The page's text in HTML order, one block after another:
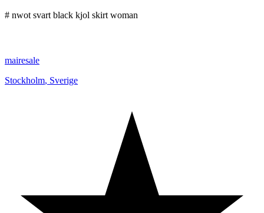
# nwot svart black kjol skirt woman
mairesale
Stockholm, Sverige